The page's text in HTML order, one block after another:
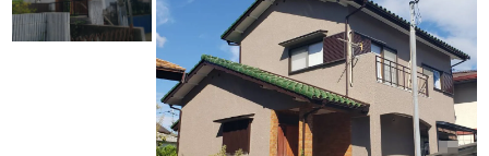
ヨネヤがお客様から選ばれる10の
理由
リフォームローン
アパート・マンション修繕
見積もりシミュレーション